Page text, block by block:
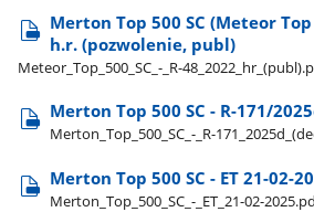
Merton Top 500 SC (Meteor Top
h.r. (pozwolenie, publ)
Meteor​_Top​_500​_SC​_-​_R-
Merton Top 500 SC - R-171/
Merton​_Top​_500​_SC​_-​_R-
Merton Top 500 SC - ET 21-02-
Merton​_Top​_500​_SC​_-​_ET​_21-02-